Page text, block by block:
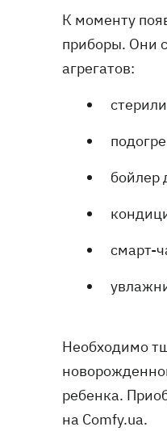
К моменту
приборы. Они
агрегатов:
бойлер
смарт-
Необходимо
ребенка.
на Comfy.ua.